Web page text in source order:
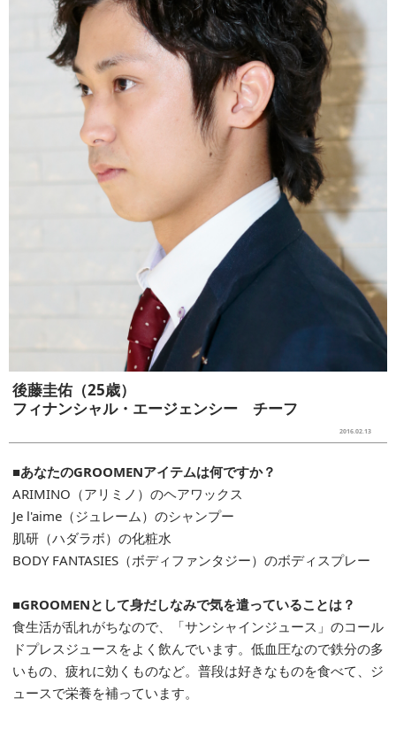
後藤圭佑（25歳）
フィナンシャル・エージェンシー チーフ
2016.02.13
■あなたのGROOMENアイテムは何ですか？
ARIMINO（アリミノ）のヘアワックス
Je l'aime（ジュレーム）のシャンプー
肌研（ハダラボ）の化粧水
BODY FANTASIES（ボディファンタジー）のボディスプレー
■GROOMENとして身だしなみで気を遣っていることは？
食生活が乱れがちなので、「サンシャインジュース」のコール
ドプレスジュースをよく飲んでいます。低血圧なので鉄分の多
いもの、疲れに効くものなど。普段は好きなものを食べて、ジ
ュースで栄養を補っています。